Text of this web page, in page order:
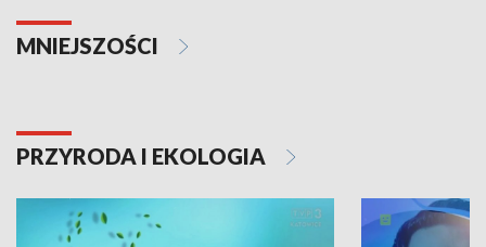
MNIEJSZOŚCI
PRZYRODA I EKOLOGIA